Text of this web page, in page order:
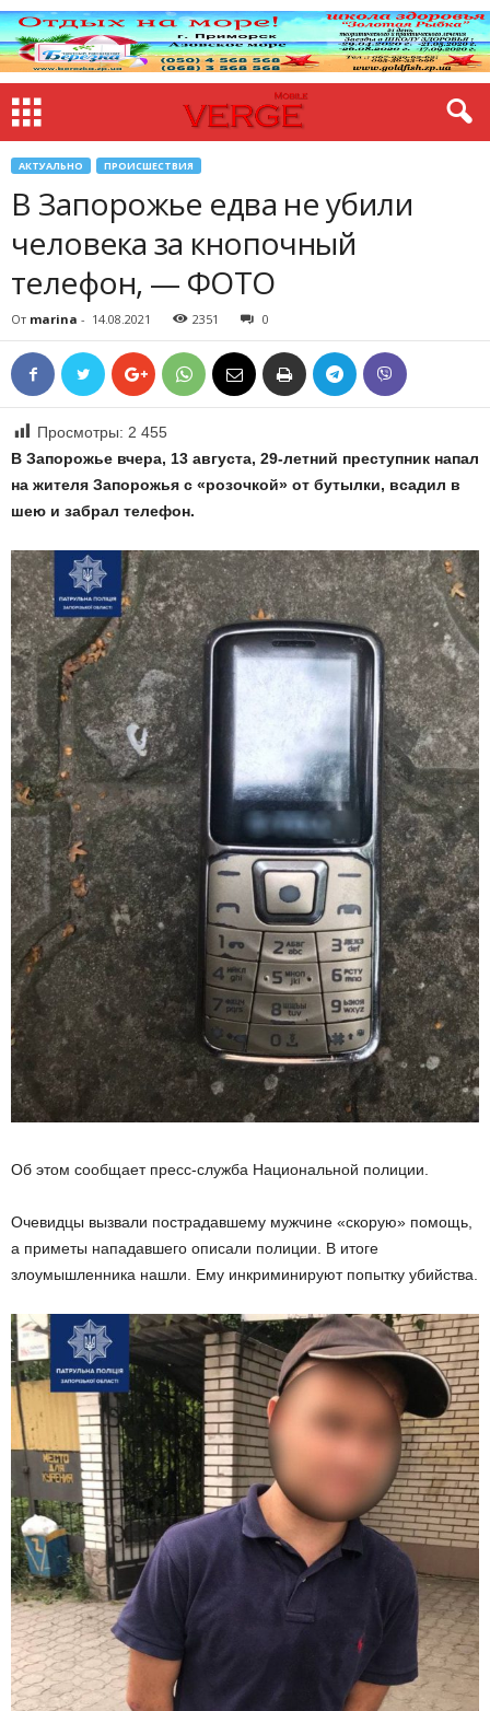
АКТУАЛЬНО ПРОИСШЕСТВИЯ
В Запорожье едва не убили
человека за кнопочный
телефон, — ФОТО
От marina - 14.08.2021 2351 0
Просмотры: 2 455
В Запорожье вчера, 13 августа, 29-летний преступник напал
на жителя Запорожья с «розочкой» от бутылки, всадил в
шею и забрал телефон.
Об этом сообщает пресс-служба Национальной полиции.
Очевидцы вызвали пострадавшему мужчине «скорую» помощь,
а приметы нападавшего описали полиции. В итоге
злоумышленника нашли. Ему инкриминируют попытку убийства.